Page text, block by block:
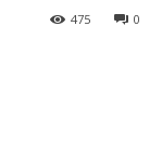
0
475